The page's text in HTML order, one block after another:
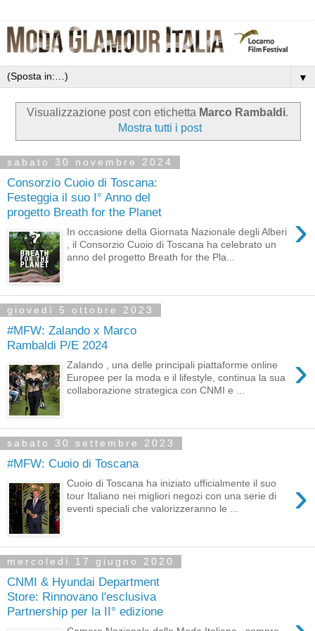
▼
Visualizzazione post con etichetta Marco Rambaldi.
Mostra tutti i post
sabato 30 novembre 2024
Consorzio Cuoio di Toscana:
Festeggia il suo I° Anno del
progetto Breath for the Planet
›
In occasione della Giornata Nazionale degli Alberi
, il Consorzio Cuoio di Toscana ha celebrato un
anno del progetto Breath for the Pla...
giovedì 5 ottobre 2023
#MFW: Zalando x Marco
Rambaldi P/E 2024
›
Zalando , una delle principali piattaforme online
Europee per la moda e il lifestyle, continua la sua
collaborazione strategica con CNMI e ...
sabato 30 settembre 2023
#MFW: Cuoio di Toscana
›
Cuoio di Toscana ha iniziato ufficialmente il suo
tour Italiano nei migliori negozi con una serie di
eventi speciali che valorizzeranno le ...
mercoledì 17 giugno 2020
CNMI & Hyundai Department
Store: Rinnovano l'esclusiva
Partnership per la II° edizione